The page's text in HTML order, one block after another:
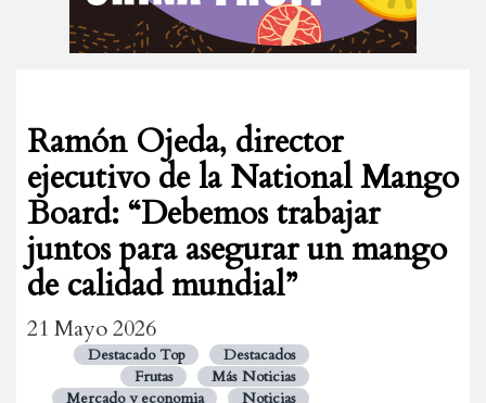
Ramón Ojeda, director
ejecutivo de la National Mango
Board: “Debemos trabajar
juntos para asegurar un mango
de calidad mundial”
21 Mayo 2026
Destacado Top
Destacados
Frutas
Más Noticias
Mercado y economia
Noticias